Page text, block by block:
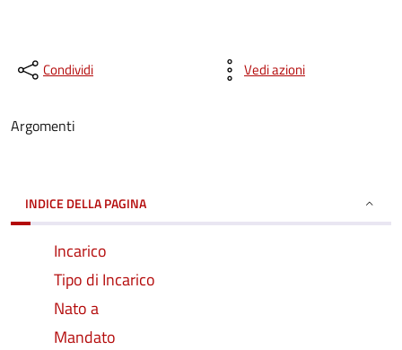
Condividi Vedi azioni
Argomenti
INDICE DELLA PAGINA
Incarico
Tipo di Incarico
Nato a
Mandato